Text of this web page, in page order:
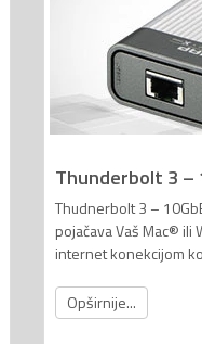
Thunderbolt 3 –
Thudnerbolt 3 –
pojačava Vaš Mac®
internet konekcijom
Opširnije...